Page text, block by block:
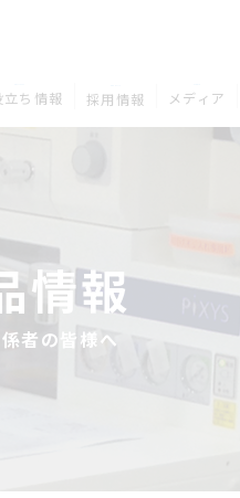
立ち情報 採用情報 メディア
情報
者の皆様へ